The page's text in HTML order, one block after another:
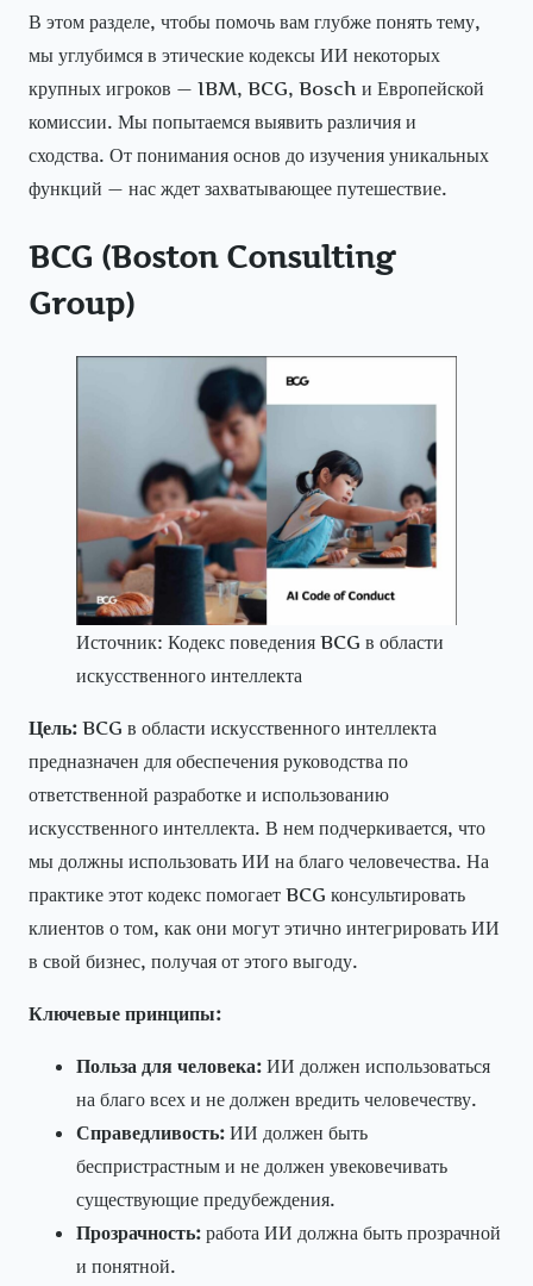
В этом разделе, чтобы помочь вам глубже понять тему,
мы углубимся в этические кодексы ИИ некоторых
крупных игроков — IBM, BCG, Bosch и Европейской
комиссии. Мы попытаемся выявить различия и
сходства. От понимания основ до изучения уникальных
функций — нас ждет захватывающее путешествие.
BCG (Boston Consulting
Group)
Источник: Кодекс поведения BCG в области
искусственного интеллекта
Цель: BCG в области искусственного интеллекта
предназначен для обеспечения руководства по
ответственной разработке и использованию
искусственного интеллекта. В нем подчеркивается, что
мы должны использовать ИИ на благо человечества. На
практике этот кодекс помогает BCG консультировать
клиентов о том, как они могут этично интегрировать ИИ
в свой бизнес, получая от этого выгоду.
Ключевые принципы:
Польза для человека: ИИ должен использоваться
на благо всех и не должен вредить человечеству.
Справедливость: ИИ должен быть
беспристрастным и не должен увековечивать
существующие предубеждения.
Прозрачность: работа ИИ должна быть прозрачной
и понятной.